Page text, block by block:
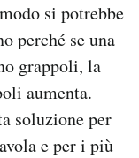
si potrebbe
perché se una
grappoli, la
aumenta.
soluzione per
e per i più